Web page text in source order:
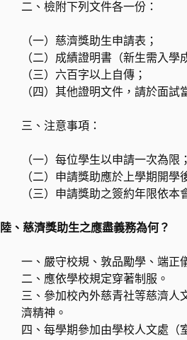
二、檢附下列文件各一份：
（一）慈濟獎助生申請表；
（二）成績證明書（新生需入學
（三）六百字以上自傳；
（四）其他證明文件，請於面試
三、注意事項：
（一）每位學生以申請一次為限；
（二）申請獎助應於上學期開學
（三）申請獎助之簽約年限依本
陸、慈濟獎助生之應盡義務為何？
一、嚴守校規、敦品勵學、端正
二、應依學校規定穿著制服。
三、參加校內外慈青社等慈濟人
濟精神。
四、每學期參加由學校人文處（